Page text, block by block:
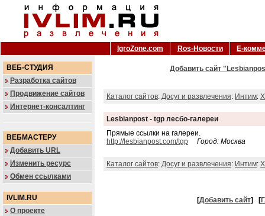
IgroZone.com Ros-Новости Е-
ВЕБ-СТУДИЯ
Разработка сайтов
Продвижение сайтов
Интернет-консалтинг
ВЕБМАСТЕРУ
Добавить URL
Изменить ресурс
Обмен ссылками
IVLIM.RU
О проекте
Добавить сайт
Каталог сайтов: Досуг и развлечения: Интим:
Lesbianpost - tgp лесбо-галереи
Прямые ссылки на галереи.
http://lesbianpost.com/tgp
Город: Москва
Каталог сайтов: Досуг и развлечения: Интим:
[Добавить сайт] [